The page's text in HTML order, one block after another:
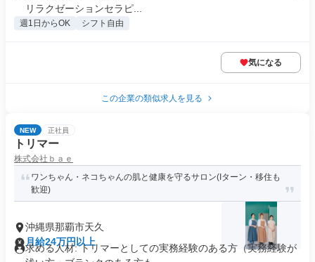
リラクゼーションセラピ...
週1日からOK シフト自由
気になる
この企業の類似求人を見る
NEW 正社員
トリマー
株式会社ｂａｅ
ワンちゃん・ネコちゃんの肌と健康を守るサロン(Iターン・移住も
歓迎)
沖縄県那覇市天久
月給24万円以上
求める人材: トリマーとしての実務経験のある方（実務経験が